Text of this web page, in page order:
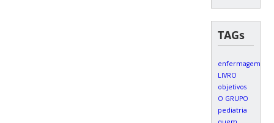
TAGs
enfermagem
LIVRO
objetivos
O GRUPO
pediatria